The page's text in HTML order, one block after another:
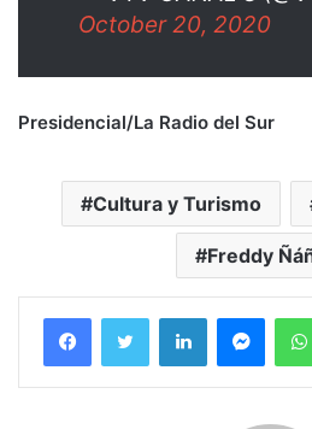
October 20, 2020
Presidencial/La Radio del Sur
Cultura y Turismo
Freddy
FacebookTwitter LinkedIn